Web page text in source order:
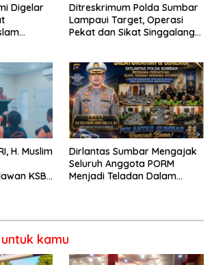
Digelar
Ditreskrimum Polda Sumbar
Lampaui Target, Operasi
Pekat dan Sikat Singgalang
H. Muslim
KSB
Dirlantas Sumbar Mengajak
Seluruh Anggota PORM
Menjadi Teladan Dalam
Berkendara
kamu